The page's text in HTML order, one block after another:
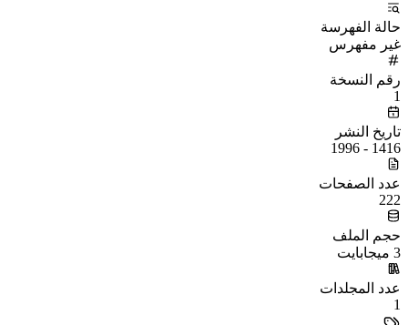
حالة الفهرسة
غير مفهرس
رقم النسخة
1
تاريخ النشر
1416 - 1996
عدد الصفحات
222
حجم الملف
3 ميجابايت
عدد المجلدات
1